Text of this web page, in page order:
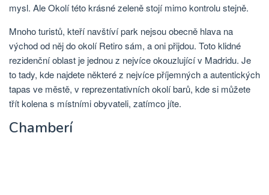
mysl. Ale Okolí této krásné zeleně stojí mimo kontrolu stejně.
Mnoho turistů, kteří navštíví park nejsou obecně hlava na
východ od něj do okolí Retiro sám, a oni přijdou. Toto klidné
rezidenční oblast je jednou z nejvíce okouzlující v Madridu. Je
to tady, kde najdete některé z nejvíce příjemných a autentických
tapas ve městě, v reprezentativních okolí barů, kde si můžete
třít kolena s místními obyvateli, zatímco jíte.
Chamberí